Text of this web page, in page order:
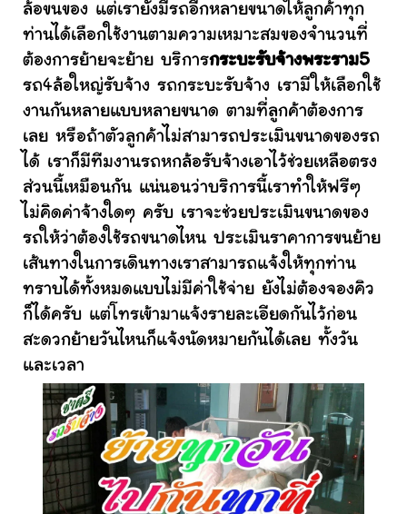
ล้อขนของ แต่เรายังมีรถอีกหลายขนาดให้ลูกค้าทุก
ท่านได้เลือกใช้งานตามความเหมาะสมของจำนวนที่
ต้องการย้ายจะย้าย บริการกระบะรับจ้างพระราม5
รถ4ล้อใหญ่รับจ้าง รถกระบะรับจ้าง เรามีให้เลือกใช้
งานกันหลายแบบหลายขนาด ตามที่ลูกค้าต้องการ
เลย หรือถ้าตัวลูกค้าไม่สามารถประเมินขนาดของรถ
ได้ เราก็มีทีมงานรถหกล้อรับจ้างเอาไว้ช่วยเหลือตรง
ส่วนนี้เหมือนกัน แน่นอนว่าบริการนี้เราทำให้ฟรีๆ
ไม่คิดค่าจ้างใดๆ ครับ เราจะช่วยประเมินขนาดของ
รถให้ว่าต้องใช้รถขนาดไหน ประเมินราคาการขนย้าย
เส้นทางในการเดินทางเราสามารถแจ้งให้ทุกท่าน
ทราบได้ทั้งหมดแบบไม่มีค่าใช้จ่าย ยังไม่ต้องจองคิว
ก็ได้ครับ แต่โทรเข้ามาแจ้งรายละเอียดกันไว้ก่อน
สะดวกย้ายวันไหนก็แจ้งนัดหมายกันได้เลย ทั้งวัน
และเวลา